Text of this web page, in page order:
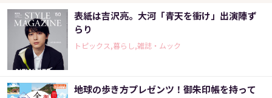
表紙は吉沢亮。大河「青天を衝け」出演陣ず
らり
トピックス,暮らし,雑誌・ムック
地球の歩き方プレゼンツ！御朱印帳を持って